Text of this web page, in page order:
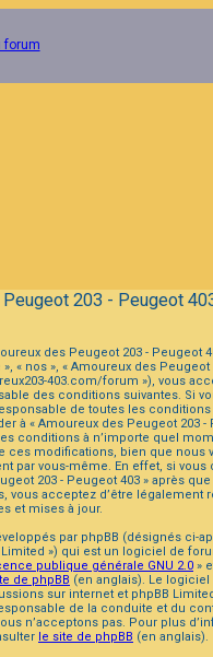
forum
203 - Peugeot
des Peugeot 203 - Peugeot
», « nos », « Amoureux des
403.com/forum »), vous
des conditions suivantes. Si
de toutes les
à « Amoureux des Peugeot 203 -
conditions à n’importe quel
ces modifications, bien que nous
par vous-même. En effet, si vous
203 - Peugeot 403 » après
vous acceptez d’être légalement
et mises à jour.
par phpBB (désignés ci-
Limited ») qui est un logiciel de
publique générale GNU 2.0 »
de phpBB (en anglais). Le
sur internet et phpBB
de la conduite et du
n’acceptons pas. Pour plus
le site de phpBB (en anglais).